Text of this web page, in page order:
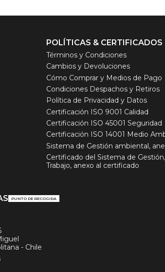
POLÍTICAS & CERTIFICADOS
Términos y Condiciones
Cambios y Devoluciones
Cómo Comprar y Medios de Pago
Condiciones Despachos y Retiros
Política de Privacidad y Datos
Certificación ISO 9001 Calidad
Certificación ISO 45001 Seguridad
Certificación ISO 14001 Medio
Sistema de Gestión ambiental,
Certificado del Sistema de
Trabajo, anexo al certificado
PUNTO DE RECOGIDA
- Chile